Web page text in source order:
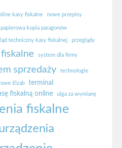
kasy fiskalne nowe przepisy
papierowa kopia paragonów
techniczny kasy fiskalnej przeglądy
system dla firmy
sprzedaży technologie
Elzab
terminal
fiskalną online ulga za wymianę
fiskalne